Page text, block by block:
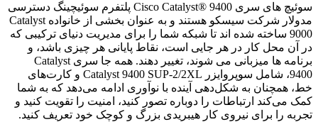
سوئیچ های سری Cisco Catalyst® 9400 پلتفرم سوئیچینگ دسترسی
مدولار شرکت سیسکو هستند و به عنوان بخشی از خانواده Catalyst
9000 ساخته شده اند تا شبکه شما را برای مدیریت دنیای ترکیبی که
در آن محل کار در هر جایی است، نقاط پایانی هر چیزی باشد، و
برنامه ها میزبانی می شوند، تغییر دهند. همه جا سری Catalyst
9400، شامل سوپروایزر Catalyst 9400 SUP-2/2XL و کارت‌های
خط، همچنان به شکل‌دهی آینده با نوآوری ادامه می‌دهد که به شما
کمک می‌کند ارتباطات را دوباره تصور کنید، امنیت را تقویت کنید و
تجربه را برای نیروی کار هیبریدی بزرگ و کوچک خود تعریف کنید.